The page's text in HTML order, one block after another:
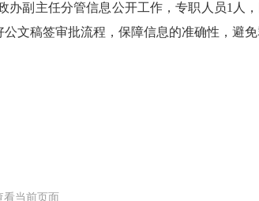
副主任分管信息公开工作，专职人员1人
文稿签审批流程，保障信息的准确性，避免
看当前页面